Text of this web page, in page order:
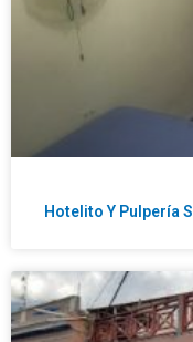
Hotelito Y Pulpería